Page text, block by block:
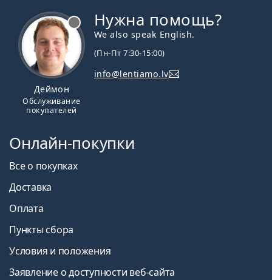
Деймон
Обслуживание
покупателей
Нужна помощь?
We also speak English.
(Пн-Пт 7:30-15:00)
info@lentiamo.lv
Онлайн-покупки
Все о покупках
Доставка
Оплата
Пункты сбора
Условия и положения
Заявление о доступности веб-сайта